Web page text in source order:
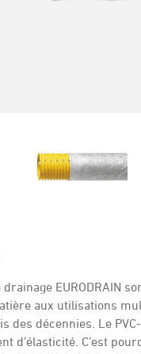
EURODRAIN
aux utilisations
des décennies. Le
d’élasticité. C’est